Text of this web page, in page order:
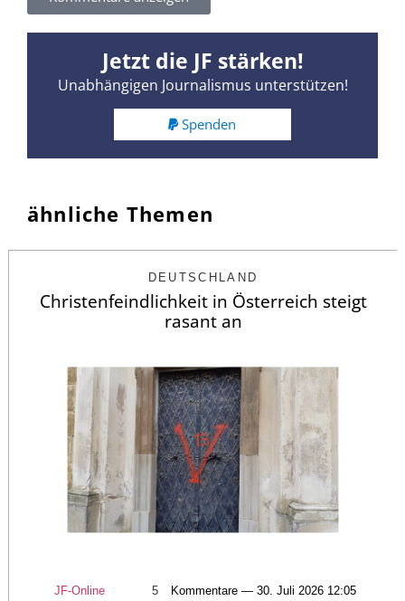
Jetzt die JF stärken!
Unabhängigen Journalismus unterstützen!
Spenden
ähnliche Themen
DEUTSCHLAND
Christenfeindlichkeit in Österreich steigt
rasant an
JF-Online 5 Kommentare — 30. Juli 2026 12:05